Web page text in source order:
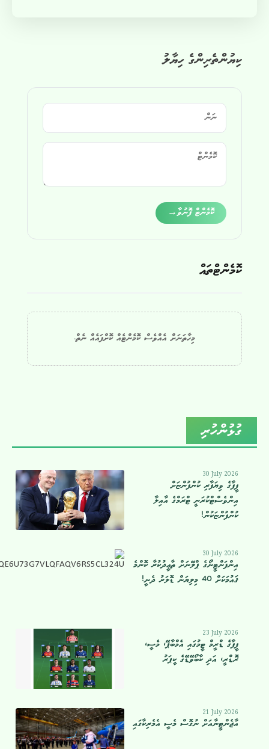
ކިޔުންތެރިންގެ ހިޔާލު
ކޮމެންޓް ފޮނުވާ→
ކޮމެންޓްތައް
މިހާތަނަށް އެއްވެސް ކޮމެންޓެއް ކޮށްފައެއް ނެތް.
ގުޅުންހުރި
30 July 2026
ފީފާގެ ވިޔަފާރި ކުންފުންޏަށް
އިންވެސްޓްކުރަނީ ޓްރަމްގެ އާއިލާ
ކުންފުންޏަކުން!
30 July 2026
އިންފަންޓީނޯގެ ޕްލޭނަށް ތާޢީދުކުރާ ކޮންމެ
ޤައުމަކަށް 40 މިލިޔަން ޑޮލަރު ދެނީ!
23 July 2026
ފީފާގެ ޑްރީމް ޓީމުގައި އެމްބާޕޭ، މެސީ،
ރޮޑްރީ، އަދި ކާބޯވޭޑޭގެ ކީޕަރު
21 July 2026
އާޖެންޓީނާއަށް ނުގޮސް މެސީ އެމެރިކާގައި